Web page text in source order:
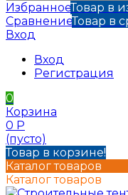
ИзбранноеТовар в
СравнениеТовар в
Вход
Вход
Регистрация
0
Корзина
0 Р
(пусто)
Товар в корзине!
Каталог товаров
Каталог товаров